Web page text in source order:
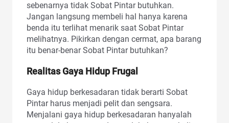
sebenarnya tidak Sobat Pintar butuhkan.
Jangan langsung membeli hal hanya karena
benda itu terlihat menarik saat Sobat Pintar
melihatnya. Pikirkan dengan cermat, apa barang
itu benar-benar Sobat Pintar butuhkan?
Realitas Gaya Hidup Frugal
Gaya hidup berkesadaran tidak berarti Sobat
Pintar harus menjadi pelit dan sengsara.
Menjalani gaya hidup berkesadaran hanyalah